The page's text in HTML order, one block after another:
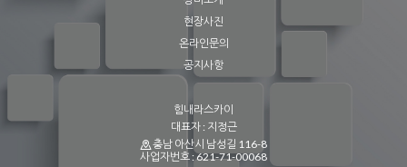
현장사진
온라인문의
공지사항
힘내라스카이
대표자 : 지정근
충남 아산시 남성길 116-8
사업자번호 : 621-71-00068